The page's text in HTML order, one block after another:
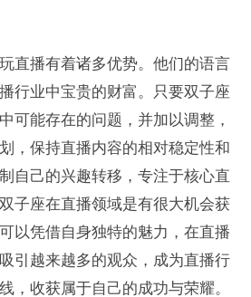
直播有着诸多优势。他们的语言
行业中宝贵的财富。只要双子座
可能存在的问题，并加以调整，
，保持直播内容的相对稳定性和
自己的兴趣转移，专注于核心直
子座在直播领域是有很大机会获
以凭借自身独特的魅力，在直播
引越来越多的观众，成为直播行
，收获属于自己的成功与荣耀。